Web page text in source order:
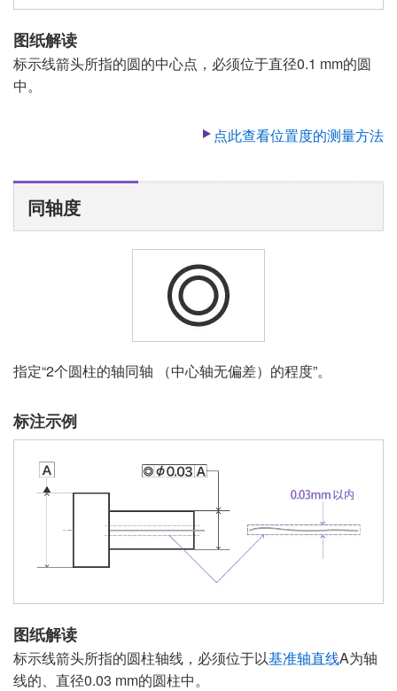
图纸解读
标示线箭头所指的圆的中心点，必须位于直径0.1 mm的圆
中。
点此查看位置度的测量方法
同轴度
指定“2个圆柱的轴同轴 （中心轴无偏差）的程度”。
标注示例
图纸解读
标示线箭头所指的圆柱轴线，必须位于以基准轴直线A为轴
线的、直径0.03 mm的圆柱中。